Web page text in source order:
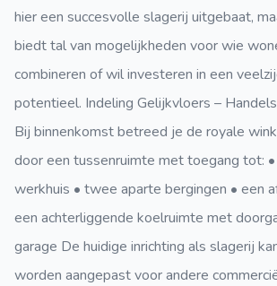
hier een succesvolle slagerij uitgebaat,
biedt tal van mogelijkheden voor wie
combineren of wil investeren in een
potentieel. Indeling Gelijkvloers –
Bij binnenkomst betreed je de royale
door een tussenruimte met toegang tot:
werkhuis • twee aparte bergingen • een
een achterliggende koelruimte met
garage De huidige inrichting als slagerij
worden aangepast voor andere